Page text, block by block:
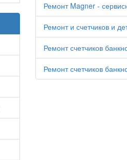
Ремонт Magner -
Ремонт и счетчиков и
Ремонт счетчиков
Ремонт счетчиков